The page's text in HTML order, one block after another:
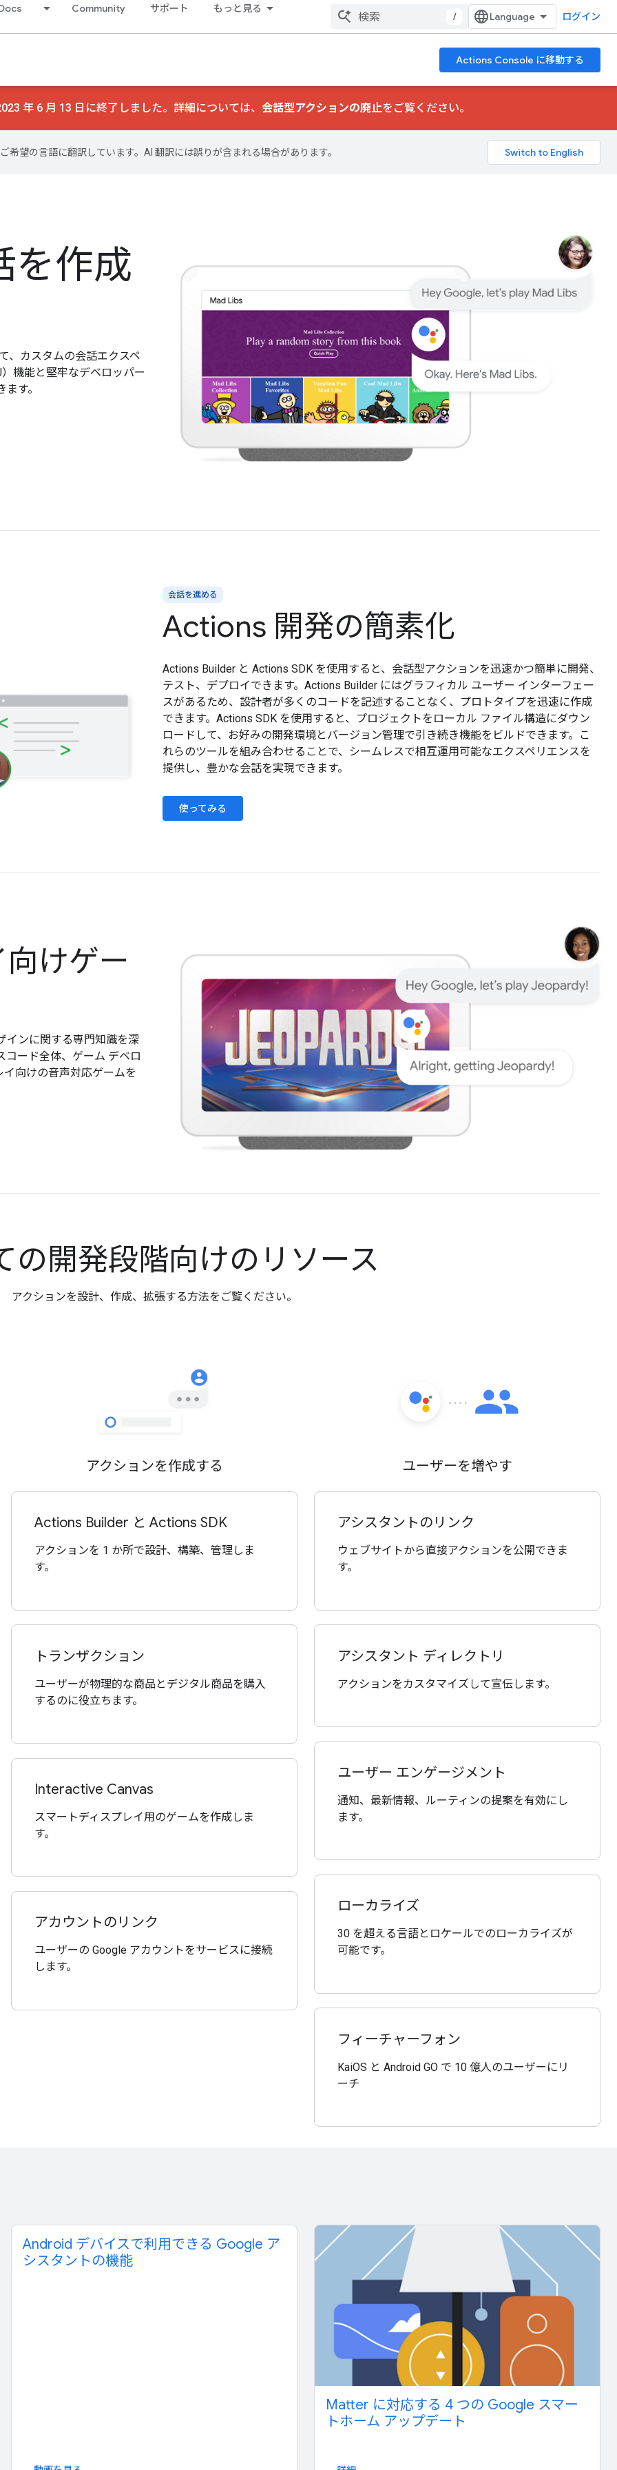
Community サポート もっと見る
/ ログイン
Actions Console に移動する
年 6 月 13 日に終了しました。詳細については、 会話型アクションの廃止をご覧ください。
希望の言語に翻訳しています。AI 翻訳には誤りが含まれる場合があります。
を作成
、カスタムの会話エクスペ
機能と堅牢なデベロッパー
す。
会話を進める
Actions 開発の簡素化
Actions Builder と Actions SDK を使用すると、会話型アクションを迅速かつ簡単に開発、
テスト、デプロイできます。Actions Builder にはグラフィカル ユーザー インターフェー
スがあるため、設計者が多くのコードを記述することなく、プロトタイプを迅速に作成
できます。Actions SDK を使用すると、プロジェクトをローカル ファイル構造にダウン
ロードして、お好みの開発環境とバージョン管理で引き続き機能をビルドできます。こ
れらのツールを組み合わせることで、シームレスで相互運用可能なエクスペリエンスを
提供し、豊かな会話を実現できます。
使ってみる
向けゲー
インに関する専門知識を深
コード全体、ゲーム デベロ
イ向けの音声対応ゲームを
の開発段階向けのリソース
アクションを設計、作成、拡張する方法をご覧ください。
アクションを作成する
Actions Builder と Actions SDK
アクションを 1 か所で設計、構築、管理しま
す。
トランザクション
ユーザーが物理的な商品とデジタル商品を購入
するのに役立ちます。
Interactive Canvas
スマートディスプレイ用のゲームを作成しま
す。
アカウントのリンク
ユーザーの Google アカウントをサービスに接続
します。
ユーザーを増やす
アシスタントのリンク
ウェブサイトから直接アクションを公開できま
す。
アシスタント ディレクトリ
アクションをカスタマイズして宣伝します。
ユーザー エンゲージメント
通知、最新情報、ルーティンの提案を有効にし
ます。
ローカライズ
30 を超える言語とロケールでのローカライズが
可能です。
フィーチャーフォン
KaiOS と Android GO で 10 億人のユーザーにリ
ーチ
Android デバイスで利用できる Google ア
シスタントの機能
Matter に対応する 4 つの Google スマー
トホーム アップデート